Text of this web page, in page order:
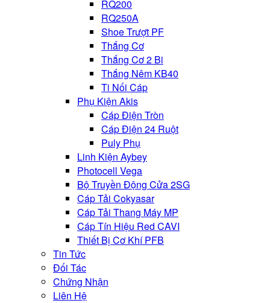
RQ200
RQ250A
Shoe Trượt PF
Thắng Cơ
Thắng Cơ 2 Bi
Thắng Nêm KB40
Ti Nối Cáp
Phụ Kiện Akis
Cáp Điện Tròn
Cáp Điện 24 Ruột
Puly Phụ
Linh Kiện Aybey
Photocell Vega
Bộ Truyền Động Cửa 2SG
Cáp Tải Cokyasar
Cáp Tải Thang Máy MP
Cáp Tín Hiệu Red CAVI
Thiết Bị Cơ Khí PFB
Tin Tức
Đối Tác
Chứng Nhận
Liên Hệ